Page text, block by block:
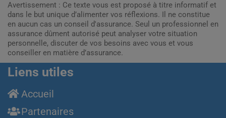
Avertissement : Ce texte vous est proposé à titre informatif et
dans le but unique d’alimenter vos réflexions. Il ne constitue
en aucun cas un conseil d'assurance. Seul un professionnel en
assurance dûment autorisé peut analyser votre situation
personnelle, discuter de vos besoins avec vous et vous
conseiller en matière d’assurance.
Liens utiles
Accueil
Partenaires